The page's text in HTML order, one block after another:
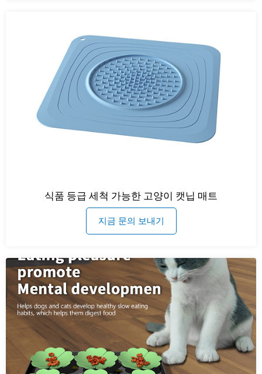
식품 등급 세척 가능한 고양이 캣닙 매트
지금 문의 보내기